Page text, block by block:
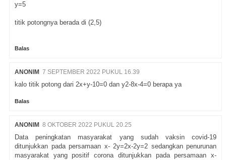
y=5
titik potongnya berada di (2,5)
Balas
ANONIM 7 SEPTEMBER 2022 PUKUL 16.39
kalo titik potong dari 2x+y-10=0 dan y2-8x-4=0 berapa ya
Balas
ANONIM 8 OKTOBER 2022 PUKUL 20.25
Data peningkatan masyarakat yang sudah vaksin covid-19
ditunjukkan pada persamaan x- 2y=2x-2y=2 sedangkan penurunan
masyarakat yang positif corona ditunjukkan pada persamaan x-